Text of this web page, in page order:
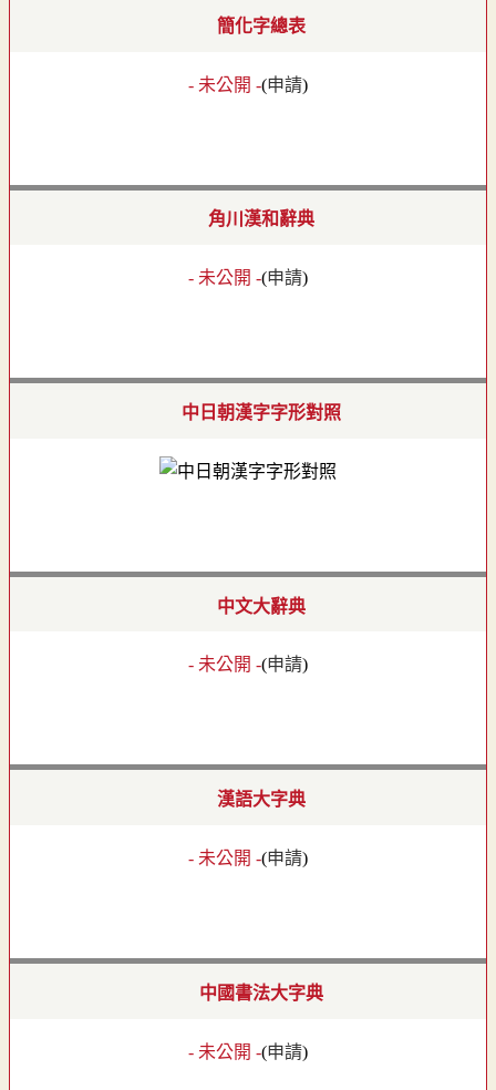
簡化字總表
- 未公開 -(申請)
角川漢和辭典
- 未公開 -(申請)
中日朝漢字字形對照
中文大辭典
- 未公開 -(申請)
漢語大字典
- 未公開 -(申請)
中國書法大字典
- 未公開 -(申請)